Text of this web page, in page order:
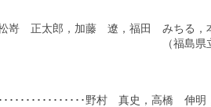
松嵜 正太郎，加藤 遼，福田 みちる
（福島県
････････････････野村 真史，高橋 伸